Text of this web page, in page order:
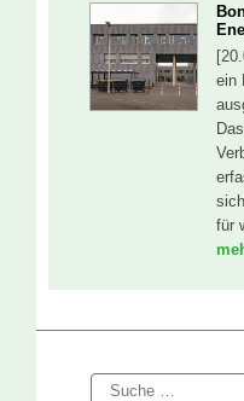
ein
für
Suche